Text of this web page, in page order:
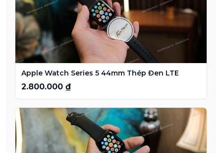
Apple Watch Series 5 44mm Thép Đen LTE
2.800.000 ₫